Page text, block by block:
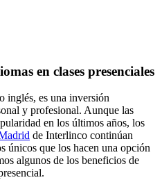
en clases presenciales
inglés, es una inversión
y profesional. Aunque las
en los últimos años, los
de Interlinco continúan
únicos que los hacen una opción
algunos de los beneficios de